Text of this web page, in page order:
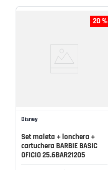
20 %
Disney
Set maleta + lonchera +
cartuchera BARBIE BASIC
OFICIO 25.6BAR21205